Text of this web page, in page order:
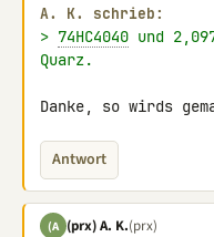
A. K. schrieb:
> 74HC4040 und
Quarz.
Danke, so wirds
Antwort
(A (prx) A. K.(prx)